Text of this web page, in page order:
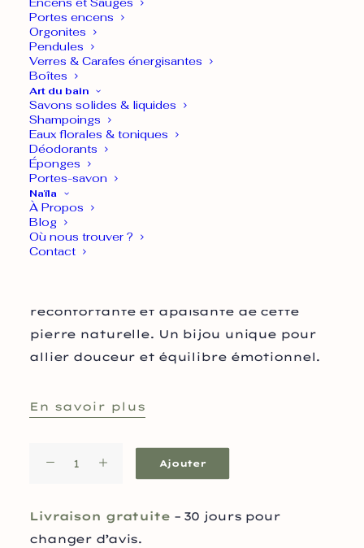
Portes encens
Orgonites
Pendules
Verres & Carafes énergisantes
Boîtes
Art du bain
Savons solides & liquides
Shampoings
Eaux florales & toniques
Déodorants
Éponges
Portes-savon
Naïla
À Propos
Blog
Où nous trouver ?
Contact
Amour, douceur, ouverture du
cœur
Boucles d’oreilles ovale en
Rhodonite attache crochet
RITUEL ONDES ET ÉNERGIES
24,90€ TTC
Élégantes et raffinées, les boucles
d’oreilles en Rhodonite qualité
supérieure illuminent le visage avec
réconfortante et apaisante de cette
pierre naturelle. Un bijou unique pour
allier douceur et équilibre émotionnel.
En savoir plus
d'oreilles
ovale
Ajouter
Livraison gratuite– 30 jours pour
changer d’avis.